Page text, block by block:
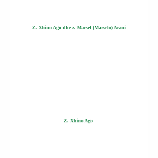
Z. Xhino Ago dhe z. Marsel (Marselo) Arani
Z. Xhino Ago